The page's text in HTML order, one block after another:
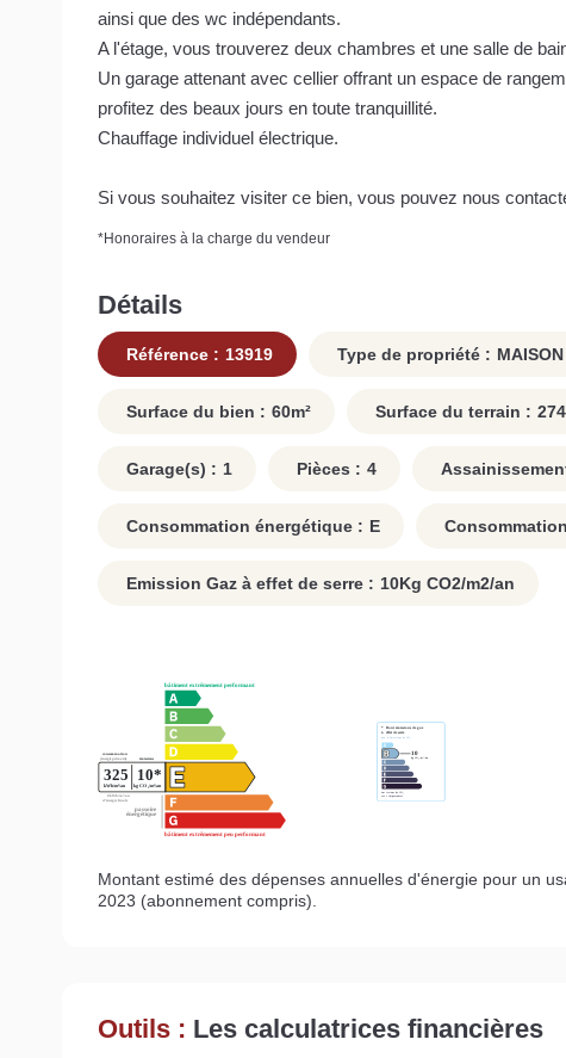
ainsi que des wc indépendants.
A l'étage, vous trouverez deux chambres et une salle de
Un garage attenant avec cellier offrant un espace de
profitez des beaux jours en toute tranquillité.
Chauffage individuel électrique.
Si vous souhaitez visiter ce bien, vous pouvez nous
*Honoraires à la charge du vendeur
Détails
Référence : 13919 Type de propriété : MAISON
Surface du bien : 60m² Surface du terrain : 274
Garage(s) : 1 Pièces : 4
Consommation énergétique : E
Emission Gaz à effet de serre : 10Kg CO2/m2/an
Montant estimé des dépenses annuelles d'énergie pour un
2023 (abonnement compris).
Outils : Les calculatrices financières